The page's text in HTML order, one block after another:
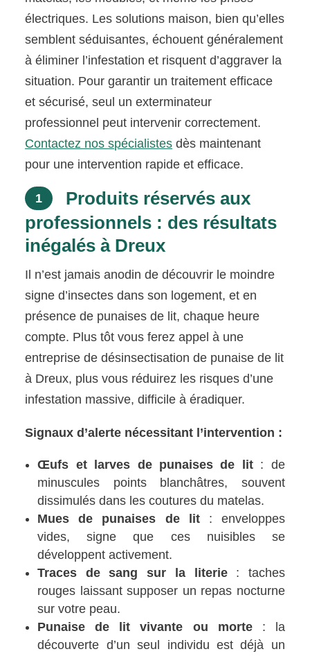
électriques. Les solutions maison, bien qu’elles
semblent séduisantes, échouent généralement
à éliminer l’infestation et risquent d’aggraver la
situation. Pour garantir un traitement efficace
et sécurisé, seul un exterminateur
professionnel peut intervenir correctement.
Contactez nos spécialistes dès maintenant
pour une intervention rapide et efficace.
1
Produits réservés aux
professionnels : des résultats
inégalés à Dreux
Il n’est jamais anodin de découvrir le moindre
signe d’insectes dans son logement, et en
présence de punaises de lit, chaque heure
compte. Plus tôt vous ferez appel à une
entreprise de désinsectisation de punaise de lit
à Dreux, plus vous réduirez les risques d’une
infestation massive, difficile à éradiquer.
Signaux d’alerte nécessitant l’intervention :
Œufs et larves de punaises de lit: de
minuscules points blanchâtres, souvent
dissimulés dans les coutures du matelas.
Mues de punaises de lit: enveloppes
vides, signe que ces nuisibles se
développent activement.
Traces de sang sur la literie: taches
rouges laissant supposer un repas nocturne
sur votre peau.
Punaise de lit vivante ou morte: la
découverte d’un seul individu est déjà un